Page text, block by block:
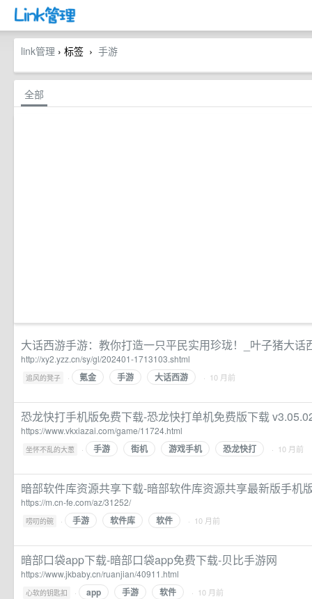
link管理 › 标签 › 手游
全部
大话西游手游：教你打造一只平民实用珍珑！_叶子猪大话
http://xy2.yzz.cn/sy/gl/202401-1713103.shtml
追风的凳子 · 氪金 手游 大话西游 · 10 月前
恐龙快打手机版免费下载-恐龙快打单机免费版下载
https://www.vkxiazai.com/game/11724.html
坐怀不乱的大葱 · 手游 街机 游戏手机 恐龙快打 · 10 月前
暗部软件库资源共享下载-暗部软件库资源共享最新版手机
https://m.cn-fe.com/az/31252/
唠叨的碗 · 手游 软件库 软件 · 10 月前
暗部口袋app下载-暗部口袋app免费下载-贝比手游网
https://www.jkbaby.cn/ruanjian/40911.html
心软的钥匙扣 · app 手游 软件 · 10 月前